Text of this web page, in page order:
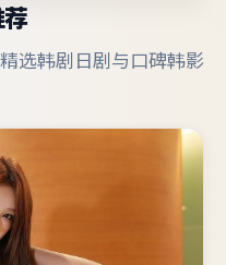
选韩剧日剧与口碑韩影